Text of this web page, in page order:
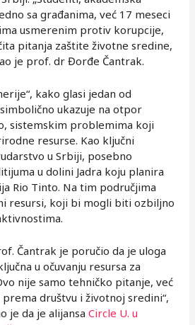
sa građanima, već 17 meseci
usmerenim protiv korupcije,
pitanja zaštite životne sredine,
je prof. dr Đorđe Čantrak.
kako glasi jedan od
ukazuje na otpor
sistemskim problemima koji
resurse. Kao ključni
u Srbiji, posebno
u dolini Jadra koju planira
Rio Tinto. Na tim područjima
resursi, koji bi mogli biti ozbiljno
Čantrak je poručio da je uloga
u očuvanju resursa za
nije samo tehničko pitanje, već
društvu i životnoj sredini“,
je da je alijansaCircle U. u